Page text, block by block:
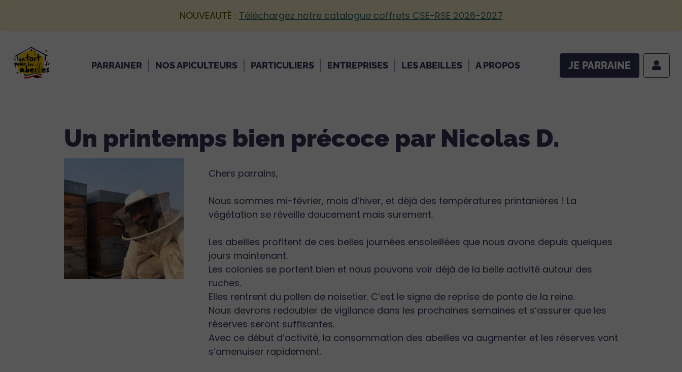
NOUVEAUTÉ : Téléchargez notre catalogue coffrets CSE-RSE 2026-2027
PARRAINER NOS APICULTEURS PARTICULIERS ENTREPRISES LES ABEILLES A PROPOS JE PARRAINE
Un printemps bien précoce par Nicolas D.
Chers parrains,
Nous sommes mi-février, mois d’hiver, et déjà des températures printanières ! La
végétation se réveille doucement mais surement.
Les abeilles profitent de ces belles journées ensoleillées que nous avons depuis quelques
jours maintenant.
Les colonies se portent bien et nous pouvons voir déjà de la belle activité autour des
ruches.
Elles rentrent du pollen de noisetier. C’est le signe de reprise de ponte de la reine.
Nous devrons redoubler de vigilance dans les prochaines semaines et s’assurer que les
réserves seront suffisantes.
Avec ce début d’activité, la consommation des abeilles va augmenter et les réserves vont
s’amenuiser rapidement.